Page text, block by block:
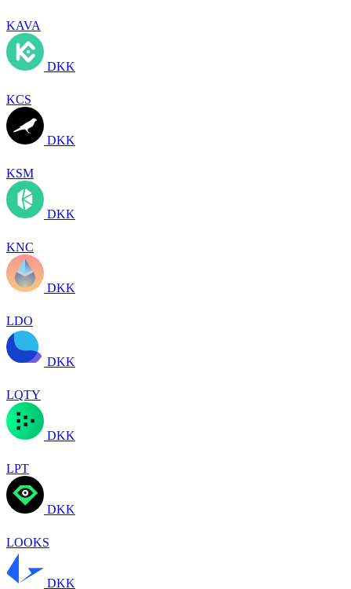
KAVA
DKK
KCS
DKK
KSM
DKK
KNC
DKK
LDO
DKK
LQTY
DKK
LPT
DKK
LOOKS
DKK